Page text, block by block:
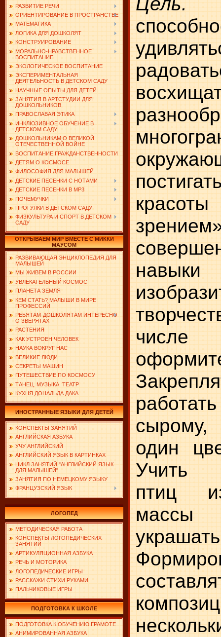
РАЗВИТИЕ РЕЧИ
ОРИЕНТИРОВАНИЕ В ПРОСТРАНСТВЕ
МАТЕМАТИКА
ЛОГИКА ДЛЯ ДОШКОЛЯТ
КОНСТРУИРОВАНИЕ
МОРАЛЬНО-НРАВСТВЕННОЕ
ВОСПИТАНИЕ
ЭКОЛОГИЧЕСКОЕ ВОСПИТАНИЕ
ЭКСПЕРИМЕНТАЛЬНАЯ
ДЕЯТЕЛЬНОСТЬ В ДЕТСКОМ САДУ
НАУЧНЫЕ ОПЫТЫ ДЛЯ ДЕТЕЙ
ЗАНЯТИЯ В АРТСТУДИИ ДЛЯ
ДОШКОЛЬНИКОВ
ПРАВОСЛАВАЯ ЭТИКА
ИНКЛЮЗИВНОЕ ОБУЧЕНИЕ В
ДЕТСКОМ САДУ
ДОШКОЛЬНИКАМ О ВЕЛИКОЙ
ОТЕЧЕСТВЕННОЙ ВОЙНЕ
ВОСПИТАНИЕ ГРАЖДАНСТВЕННОСТИ
ДЕТЯМ О КОСМОСЕ
ФИЛОСОФИЯ ДЛЯ МАЛЫШЕЙ
ДЕТСКИЕ ПЕСЕНКИ С НОТАМИ
ДЕТСКИЕ ПЕСЕНКИ В MP3
ПОЧЕМУЧКИ
ПРОГУЛКИ В ДЕТСКОМ САДУ
ФИЗКУЛЬТУРА И СПОРТ В ДЕТСКОМ
САДУ
ОТКРЫВАЕМ МИР ВМЕСТЕ С МИККИ
МАУСОМ
РАЗВИВАЮЩАЯ ЭНЦИКЛОПЕДИЯ ДЛЯ
МАЛЫШЕЙ
МЫ ЖИВЕМ В РОССИИ
УВЛЕКАТЕЛЬНЫЙ КОСМОС
ПЛАНЕТА ЗЕМЛЯ
КЕМ СТАТЬ? МАЛЫШИ В МИРЕ
ПРОФЕССИЙ
РЕБЯТАМ-ДОШКОЛЯТАМ ИНТЕРЕСНО
О ЗВЕРЯТАХ
РАСТЕНИЯ
КАК УСТРОЕН ЧЕЛОВЕК
НАУКА ВОКРУГ НАС
ВЕЛИКИЕ ЛЮДИ
СЕКРЕТЫ МАШИН
ПУТЕШЕСТВИЕ ПО КОСМОСУ
ТАНЕЦ. МУЗЫКА. ТЕАТР
КУХНЯ ДОНАЛЬДА ДАКА
ИНОСТРАННЫЕ ЯЗЫКИ ДЛЯ ДЕТЕЙ
КОНСПЕКТЫ ЗАНЯТИЙ
АНГЛИЙСКАЯ АЗБУКА
УЧУ АНГЛИЙСКИЙ
АНГЛИЙСКИЙ ЯЗЫК В КАРТИНКАХ
ЦИКЛ ЗАНЯТИЙ "АНГЛИЙСКИЙ ЯЗЫК
ДЛЯ МАЛЫШЕЙ"
ЗАНЯТИЯ ПО НЕМЕЦКОМУ ЯЗЫКУ
ФРАНЦУЗСКИЙ ЯЗЫК
ЛОГОПЕД
МЕТОДИЧЕСКАЯ РАБОТА
КОНСПЕКТЫ ЛОГОПЕДИЧЕСКИХ
ЗАНЯТИЙ
АРТИКУЛЯЦИОННАЯ АЗБУКА
РЕЧЬ И МОТОРИКА
ЛОГОПЕДИЧЕСКИЕ ИГРЫ
РАССКАЖИ СТИХИ РУКАМИ
ПАЛЬЧИКОВЫЕ ИГРЫ
ПОДГОТОВКА К ШКОЛЕ
ПОДГОТОВКА К ОБУЧЕНИЮ ГРАМОТЕ
АНИМИРОВАННАЯ АЗБУКА
числе
сырому,
один
Учить
птиц
массы